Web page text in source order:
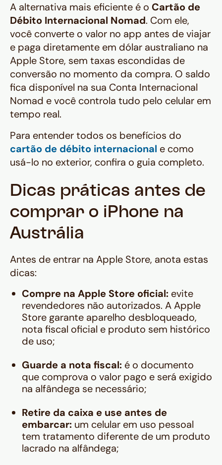
A alternativa mais eficiente é o Cartão de
Débito Internacional Nomad. Com ele,
você converte o valor no app antes de viajar
e paga diretamente em dólar australiano na
Apple Store, sem taxas escondidas de
conversão no momento da compra. O saldo
fica disponível na sua Conta Internacional
Nomad e você controla tudo pelo celular em
tempo real.
Para entender todos os benefícios do
cartão de débito internacional e como
usá-lo no exterior, confira o guia completo.
Dicas práticas antes de
comprar o iPhone na
Austrália
Antes de entrar na Apple Store, anota estas
dicas:
Compre na Apple Store oficial: evite
revendedores não autorizados. A Apple
Store garante aparelho desbloqueado,
nota fiscal oficial e produto sem histórico
de uso;
Guarde a nota fiscal: é o documento
que comprova o valor pago e será exigido
na alfândega se necessário;
Retire da caixa e use antes de
embarcar: um celular em uso pessoal
tem tratamento diferente de um produto
lacrado na alfândega;